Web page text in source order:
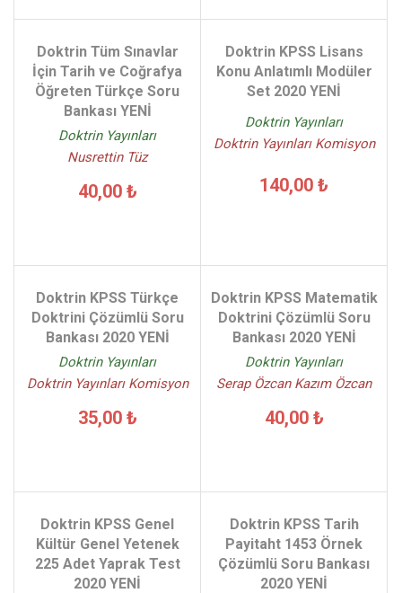
Doktrin Tüm Sınavlar
İçin Tarih ve Coğrafya
Öğreten Türkçe Soru
Bankası YENİ
Doktrin Yayınları
Nusrettin Tüz
40,00 ₺
Doktrin KPSS Lisans
Konu Anlatımlı Modüler
Set 2020 YENİ
Doktrin Yayınları
Doktrin Yayınları Komisyon
140,00 ₺
Doktrin KPSS Türkçe
Doktrini Çözümlü Soru
Bankası 2020 YENİ
Doktrin Yayınları
Doktrin Yayınları Komisyon
35,00 ₺
Doktrin KPSS Matematik
Doktrini Çözümlü Soru
Bankası 2020 YENİ
Doktrin Yayınları
Serap Özcan Kazım Özcan
40,00 ₺
Doktrin KPSS Genel
Kültür Genel Yetenek
225 Adet Yaprak Test
2020 YENİ
Doktrin KPSS Tarih
Payitaht 1453 Örnek
Çözümlü Soru Bankası
2020 YENİ